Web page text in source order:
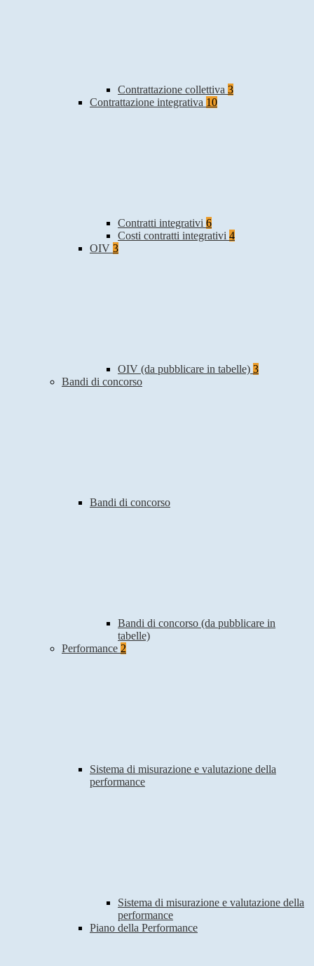
Contrattazione collettiva 3
Contrattazione integrativa 10
Contratti integrativi 6
Costi contratti integrativi 4
OIV 3
OIV (da pubblicare in tabelle) 3
Bandi di concorso
Bandi di concorso
Bandi di concorso (da pubblicare in
tabelle)
Performance 2
Sistema di misurazione e valutazione della
performance
Sistema di misurazione e valutazione della
performance
Piano della Performance